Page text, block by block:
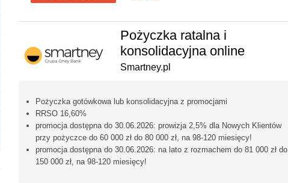
Pożyczka ratalna i
konsolidacyjna online
Smartney.pl
Pożyczka gotówkowa lub konsolidacyjna z promocjami
RRSO 16,60%
promocja dostępna do 30.06.2026: prowizja 2,5% dla Nowych Klientów
przy pożyczce do 60 000 zł do 80 000 zł, na 98-120 miesięcy!
promocja dostępna do 30.06.2026: na lato z rozmachem do 81 000 zł do
150 000 zł, na 98-120 miesięcy!